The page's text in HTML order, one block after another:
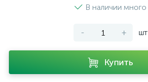
В наличии много
- + шт
Купить